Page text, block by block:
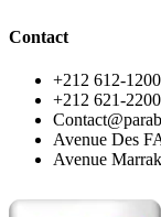
Contact
‪+212 612-
‪+212 621-
Avenue Des
Avenue